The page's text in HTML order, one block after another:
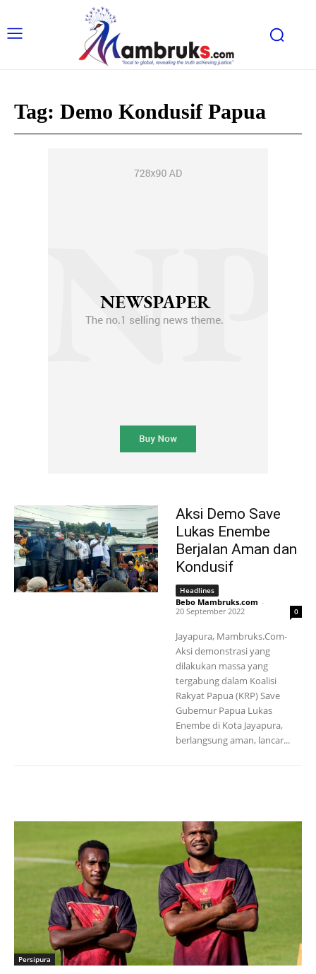
Tag: Demo Kondusif Papua
Aksi Demo Save
Lukas Enembe
Berjalan Aman dan
Kondusif
Headlines
Bebo Mambruks.com -
20 September 2022
0
Jayapura, Mambruks.Com-
Aksi demonstrasi yang
dilakukan massa yang
tergabung dalam Koalisi
Rakyat Papua (KRP) Save
Gubernur Papua Lukas
Enembe di Kota Jayapura,
berlangsung aman, lancar...
Persipura